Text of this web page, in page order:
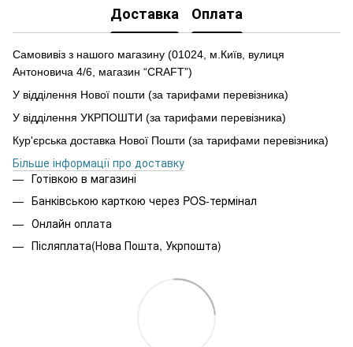
Доставка Оплата
Самовивіз з нашого магазину (01024, м.Київ, вулиця
Антоновича 4/6, магазин “CRAFT”)
У відділення Нової пошти (за тарифами перевізника)
У відділення УКРПОШТИ (за тарифами перевізника)
Кур'єрська доставка Нової Пошти (за тарифами перевізника)
Більше інформації про доставку
Готівкою в магазині
Банківською карткою через POS-термінал
Онлайн оплата
Післяплата(Нова Пошта, Укрпошта)